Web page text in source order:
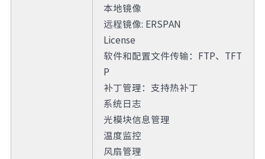
本地镜像
远程镜像: ERSPAN
License
软件和配置文件传输：FTP、TFT
P
补丁管理：支持热补丁
系统日志
光模块信息管理
温度监控
风扇管理